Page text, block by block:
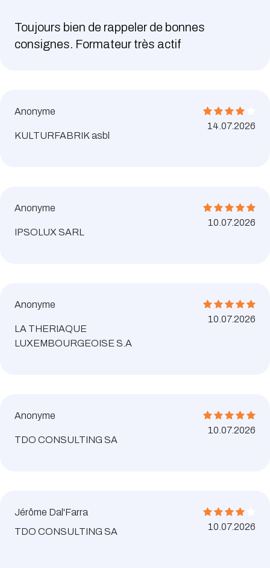
Toujours bien de rappeler de bonnes
consignes. Formateur très actif
Anonyme
KULTURFABRIK asbl
14.07.2026
Anonyme
IPSOLUX SARL
10.07.2026
Anonyme
LA THERIAQUE
LUXEMBOURGEOISE S.A
10.07.2026
Anonyme
TDO CONSULTING SA
10.07.2026
Jérôme Dal'Farra
TDO CONSULTING SA
10.07.2026